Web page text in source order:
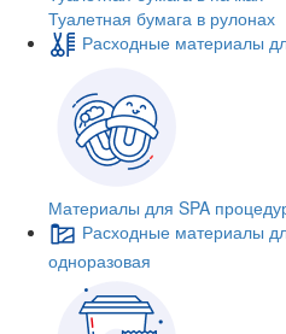
Туалетная бумага в рулонах
Расходные материалы
Материалы для SPA
Расходные материалы
одноразовая